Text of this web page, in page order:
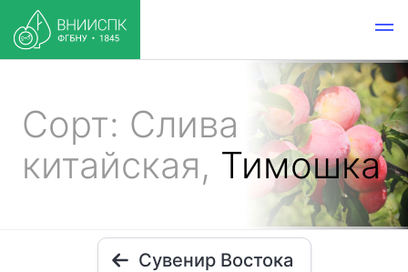
Сорт: Слива
китайская, Тимошка
Сувенир Востока